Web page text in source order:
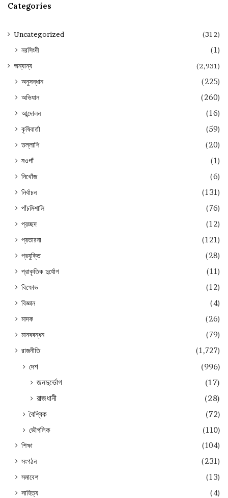
Categories
Uncategorized (312)
নরসিংদী (1)
অন্যান্য (2,931)
অনুসন্ধান
(225)
অভিযান
(260)
আন্দোলন
(16)
কৃষিবার্তা
(59)
তল্লাশি
(20)
নওগাঁ
(1)
নিখোঁজ
(6)
নির্বাচন
(131)
পাঁচমিশালি
(76)
প্রচ্ছদ
(12)
প্রতারনা
(121)
প্রযুক্তি
(28)
প্রাকৃতিক দুর্যোগ
(11)
বিক্ষোভ
(12)
বিজ্ঞান
(4)
মাদক
(26)
মানববন্ধন
(79)
রাজনীতি
(1,727)
দেশ
(996)
জনদুর্ভোগ
(17)
রাজধানী
(28)
বৈশ্বিক
(72)
ভৌগলিক
(110)
শিক্ষা
(104)
সংগঠন
(231)
সমাবেশ
(13)
সাহিত্য
(4)